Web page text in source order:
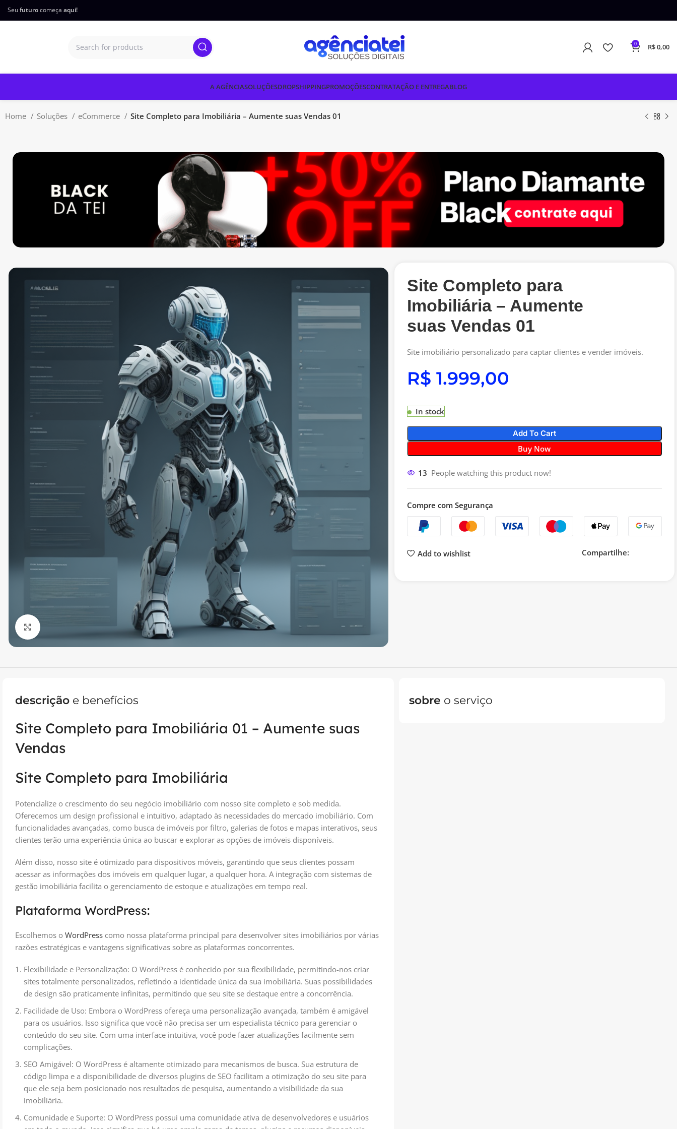
Seufuturocomeça aqui!
0 R$0,00
A AGÊNCIASOLUÇÕESDROPSHIPPINGPROMOÇÕESCONTRATAÇÃO E ENTREGABLOG
Home Soluções eCommerce Site Completo para Imobiliária – Aumente suas Vendas 01
R$
R$
Site Completo para
Imobiliária – Aumente
suas Vendas 01
Site imobiliário personalizado para captar clientes e vender imóveis.
R$
In stock
Add To Cart
Buy Now
13 People watching this product now!
Compre com Segurança
Add to wishlist Compartilhe:
descrição e benefícios
Site Completo para Imobiliária 01 – Aumente suas
Vendas
Site Completo para Imobiliária
Potencialize o crescimento do seu negócio imobiliário com nosso site completo e sob medida.
Oferecemos um design profissional e intuitivo, adaptado às necessidades do mercado imobiliário. Com
funcionalidades avançadas, como busca de imóveis por filtro, galerias de fotos e mapas interativos, seus
clientes terão uma experiência única ao buscar e explorar as opções de imóveis disponíveis.
Além disso, nosso site é otimizado para dispositivos móveis, garantindo que seus clientes possam
acessar as informações dos imóveis em qualquer lugar, a qualquer hora. A integração com sistemas de
gestão imobiliária facilita o gerenciamento de estoque e atualizações em tempo real.
Plataforma WordPress:
Escolhemos oWordPress como nossa plataforma principal para desenvolver sites imobiliários por várias
razões estratégicas e vantagens significativas sobre as plataformas concorrentes.
Flexibilidade e Personalização: O WordPress é conhecido por sua flexibilidade, permitindo-nos criar
sites totalmente personalizados, refletindo a identidade única da sua imobiliária. Suas possibilidades
de design são praticamente infinitas, permitindo que seu site se destaque entre a concorrência.
Facilidade de Uso: Embora o WordPress ofereça uma personalização avançada, também é amigável
para os usuários. Isso significa que você não precisa ser um especialista técnico para gerenciar o
conteúdo do seu site. Com uma interface intuitiva, você pode fazer atualizações facilmente sem
complicações.
SEO Amigável: O WordPress é altamente otimizado para mecanismos de busca. Sua estrutura de
código limpa e a disponibilidade de diversos plugins de SEO facilitam a otimização do seu site para
que ele seja bem posicionado nos resultados de pesquisa, aumentando a visibilidade da sua
imobiliária.
Comunidade e Suporte: O WordPress possui uma comunidade ativa de desenvolvedores e usuários
sobre o serviço